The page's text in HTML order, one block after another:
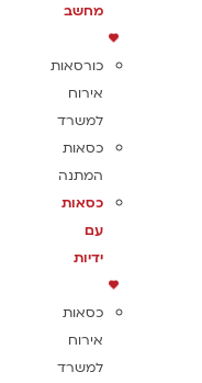
מחשב
כורסאות
אירוח
למשרד
כסאות
המתנה
כסאות
עם
ידיות
כסאות
אירוח
למשרד